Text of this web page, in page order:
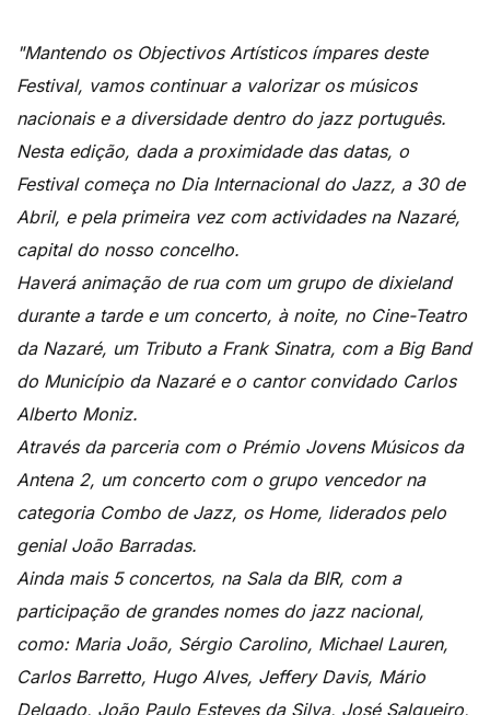
"Mantendo os Objectivos Artísticos ímpares deste
Festival, vamos continuar a valorizar os músicos
nacionais e a diversidade dentro do jazz português.
Nesta edição, dada a proximidade das datas, o
Festival começa no Dia Internacional do Jazz, a 30 de
Abril, e pela primeira vez com actividades na Nazaré,
capital do nosso concelho.
Haverá animação de rua com um grupo de dixieland
durante a tarde e um concerto, à noite, no Cine-Teatro
da Nazaré, um Tributo a Frank Sinatra, com a Big Band
do Município da Nazaré e o cantor convidado Carlos
Alberto Moniz.
Através da parceria com o Prémio Jovens Músicos da
Antena 2, um concerto com o grupo vencedor na
categoria Combo de Jazz, os Home, liderados pelo
genial João Barradas.
Ainda mais 5 concertos, na Sala da BIR, com a
participação de grandes nomes do jazz nacional,
como: Maria João, Sérgio Carolino, Michael Lauren,
Carlos Barretto, Hugo Alves, Jeffery Davis, Mário
Delgado, João Paulo Esteves da Silva, José Salgueiro,